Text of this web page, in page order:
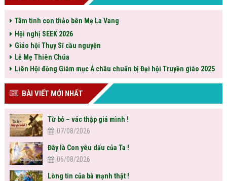
Tâm tình con thảo bên Mẹ La Vang
Hội nghị SEEK 2026
Giáo hội Thụy Sĩ cầu nguyện
Lễ Mẹ Thiên Chúa
Liên Hội đồng Giám mục Á châu chuẩn bị Đại hội Truyền giáo 2025
BÀI VIẾT MỚI NHẤT
Từ bỏ – vác thập giá mình !
07/08/2026
Đây là Con yêu dấu của Ta !
06/08/2026
Lòng tin của bà mạnh thật !